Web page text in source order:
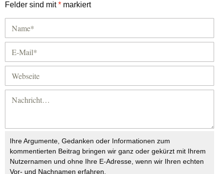
Felder sind mit* markiert
Ihre Argumente, Gedanken oder Informationen zum
kommentierten Beitrag bringen wir ganz oder gekürzt mit Ihrem
Nutzernamen und ohne Ihre E-Adresse, wenn wir Ihren echten
Vor- und Nachnamen erfahren.